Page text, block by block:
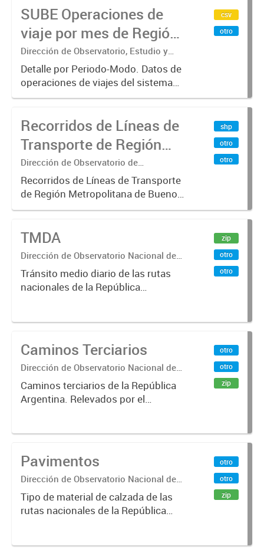
único de boleto electrónico(SUBE)
para el periodo registrado desde
01/01/2013 hasta...
SUBE Operaciones de
viaje por mes de Región
Metropolitana de
Buenos Aires, agregado
por Periodo-Modo
Dirección de Observatorio, Estudio y
Sistemas – Ministerio de Transporte
Detalle por Periodo-Modo. Datos de
operaciones de viajes del sistema
único de boleto electrónico(SUBE)
01/01/2013 hasta 30/06/2019 para
líneas de transporte urbano...
csv
otro
Recorridos de Líneas de
Transporte de Región
Metropolitana de
Buenos Aires (RMBA)
Dirección de Observatorio de
Transporte, Estudio y Sistemas
Recorridos de Líneas de Transporte
de Región Metropolitana de Buenos
Aires (RMBA).-
shp
otro
otro
TMDA
Dirección de Observatorio Nacional de
Transporte
Tránsito medio diario de las rutas
nacionales de la República
2017.
zip
otro
otro
Caminos Terciarios
Dirección de Observatorio Nacional de
Transporte
Caminos terciarios de la República
Argentina. Relevados por el
otro
otro
zip
Pavimentos
Dirección de Observatorio Nacional de
Transporte
Tipo de material de calzada de las
rutas nacionales de la República
otro
otro
zip